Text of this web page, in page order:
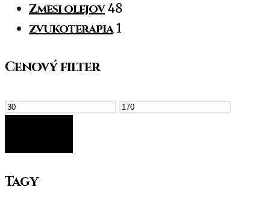
Zmesi olejov 48
zvukoterapia 1
Cenový filter
Tagy